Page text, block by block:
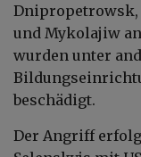
Dnipropetrowsk,
und Mykolajiw
wurden unter
beschädigt.
Der Angriff